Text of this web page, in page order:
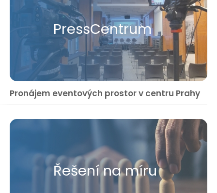
Press​Centrum
Pronájem eventových prostor v centru Prahy
Řešení na míru